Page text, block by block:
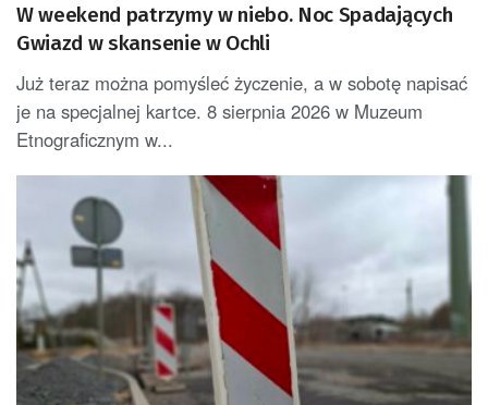
W weekend patrzymy w niebo. Noc Spadających
Gwiazd w skansenie w Ochli
Już teraz można pomyśleć życzenie, a w sobotę napisać
je na specjalnej kartce. 8 sierpnia 2026 w Muzeum
Etnograficznym w...